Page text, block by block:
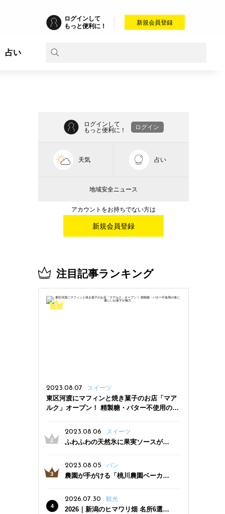
ログインして
もっと便利に！
新規会員登録
占い
ログインして
もっと便利に！
ログイン
天気 占い
地域安全ニュース
アカウントをお持ちでない方は
新規会員登録
注目記事ランキング
2023.08.07 スイーツ
東区河渡にマフィンと焼き菓子のお店「マア
ルク」オープン！ 精製糖・バター不使用の体
2023.08.06
スイーツ
ふわふわの天然氷に果実ソースがた
三条駅近くにオープン
2023.08.05 パン
農園が手がける「桃川農園ベーカリ
った焼きたてパンのほか、ジェラー
トやスムージーも
2026.07.30 観光
2026｜新潟のヒマワリ畑 名所6選